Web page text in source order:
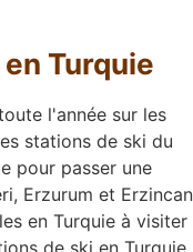
Turquie
l'année sur les
stations de ski du
pour passer une
Erzurum et Erzincan
en Turquie à visiter